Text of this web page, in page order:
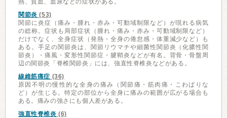
熱、貧血、血尿などの症状がある。
関節炎 (53)
関節に炎症（痛み・腫れ・赤み・可動域制限など）が現れる病気
の総称。症状も局部症状（腫れ・痛み・赤み・可動域制限など）
だけでなく、全身症状（発熱・全身の倦怠感・体重減少など）も
ある。手足の関節炎は、関節リウマチや細菌性関節炎（化膿性関
節炎）・痛風・変形性関節症・腱鞘炎などが有名。背骨・骨盤周
辺の関節炎「脊椎関節炎」には、強直性脊椎炎などがある。
線維筋痛症 (36)
原因不明の慢性的な全身の痛み（関節痛・筋肉痛・こわばりな
ど）が生じる。特定の部位から全身に痛みの範囲が広がる場合も
ある。痛みの強さにも個人差がある。
強直性脊椎炎 (6)